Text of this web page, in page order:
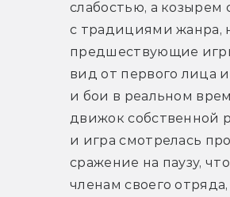
слабостью, а
с традициями жанра,
предшествующие
вид от первого лица
и бои в реальном
движок собственной
и игра смотрелась
сражение на паузу,
членам своего